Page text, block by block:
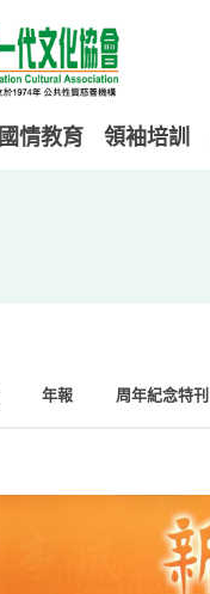
國情教育 領袖培訓
年報 周年紀念特刊